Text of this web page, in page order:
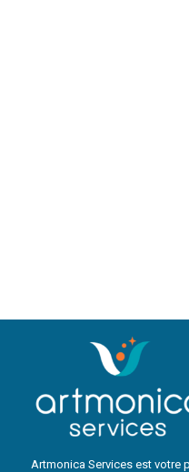
Artmonica Services est votre